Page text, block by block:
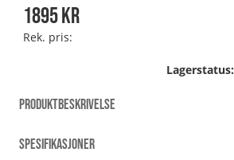
1895kr
Rek. pris:
Lagerstatus:
PRODUKTBESKRIVELSE
SPESIFIKASJONER